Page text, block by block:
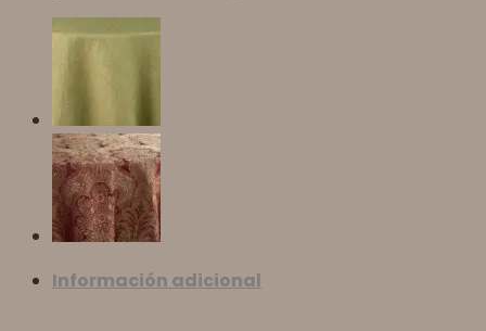
Información adicional